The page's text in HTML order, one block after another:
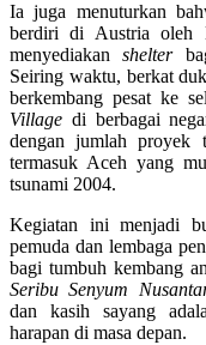
Ia juga menuturkan
berdiri di Austria oleh
menyediakanshelter
Seiring waktu, berkat
berkembang pesat ke
Village di berbagai
dengan jumlah proyek
termasuk Aceh yang
tsunami 2004.
Kegiatan ini menjadi
pemuda dan lembaga
bagi tumbuh kembang
Seribu Senyum
dan kasih sayang
harapan di masa depan.